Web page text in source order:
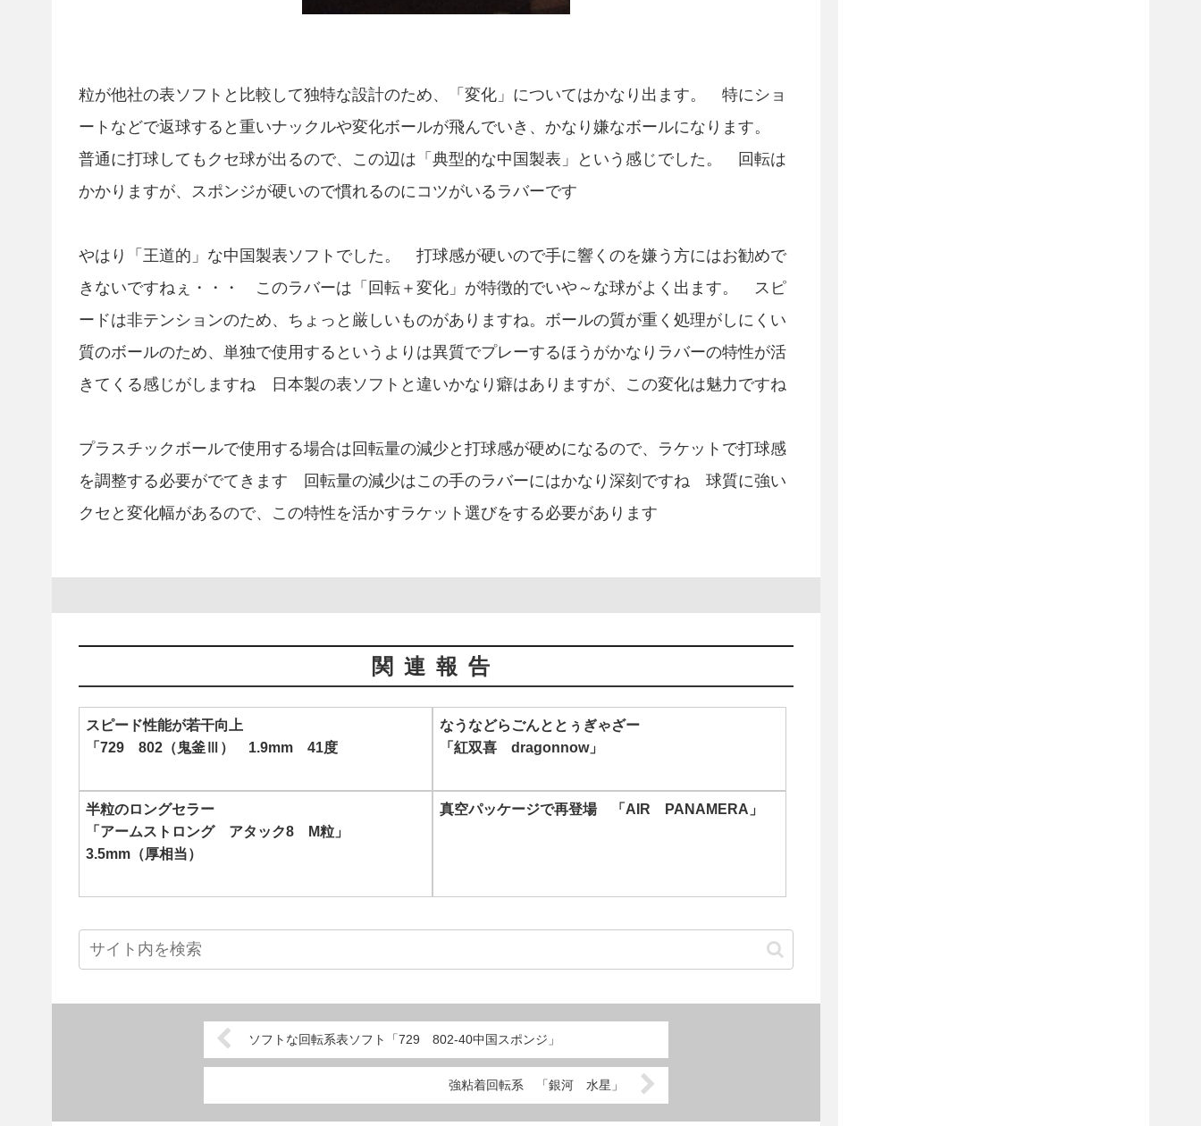
粒が他社の表ソフトと比較して独特な設計のため、「変化」についてはかなり出ます。 特にショ
ートなどで返球すると重いナックルや変化ボールが飛んでいき、かなり嫌なボールになります。
普通に打球してもクセ球が出るので、この辺は「典型的な中国製表」という感じでした。 回転は
かかりますが、スポンジが硬いので慣れるのにコツがいるラバーです
やはり「王道的」な中国製表ソフトでした。 打球感が硬いので手に響くのを嫌う方にはお勧めで
きないですねぇ・・・ このラバーは「回転＋変化」が特徴的でいや～な球がよく出ます。 スピ
ードは非テンションのため、ちょっと厳しいものがありますね。ボールの質が重く処理がしにくい
質のボールのため、単独で使用するというよりは異質でプレーするほうがかなりラバーの特性が活
きてくる感じがしますね 日本製の表ソフトと違いかなり癖はありますが、この変化は魅力ですね
プラスチックボールで使用する場合は回転量の減少と打球感が硬めになるので、ラケットで打球感
を調整する必要がでてきます 回転量の減少はこの手のラバーにはかなり深刻ですね 球質に強い
クセと変化幅があるので、この特性を活かすラケット選びをする必要があります
関連報告
スピード性能が若干向上
「729 802（鬼釜Ⅲ） 1.9mm 41度
なうなどらごんととぅぎゃざー
「紅双喜 dragonnow」
半粒のロングセラー
「アームストロング アタック8 M粒」
3.5mm（厚相当）
真空パッケージで再登場 「AIR PANAMERA」
ソフトな回転系表ソフト「729 802‐40中国スポンジ」
強粘着回転系 「銀河 水星」